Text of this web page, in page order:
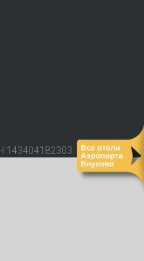
143404182303